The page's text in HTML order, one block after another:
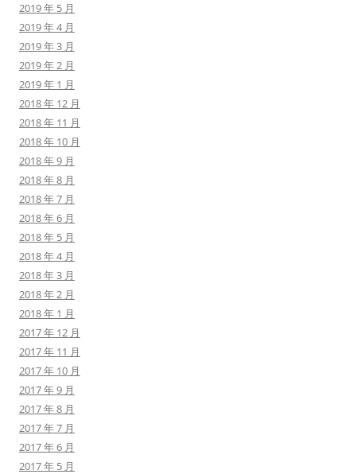
2019 年 5 月
2019 年 4 月
2019 年 3 月
2019 年 2 月
2019 年 1 月
2018 年 12 月
2018 年 11 月
2018 年 10 月
2018 年 9 月
2018 年 8 月
2018 年 7 月
2018 年 6 月
2018 年 5 月
2018 年 4 月
2018 年 3 月
2018 年 2 月
2018 年 1 月
2017 年 12 月
2017 年 11 月
2017 年 10 月
2017 年 9 月
2017 年 8 月
2017 年 7 月
2017 年 6 月
2017 年 5 月